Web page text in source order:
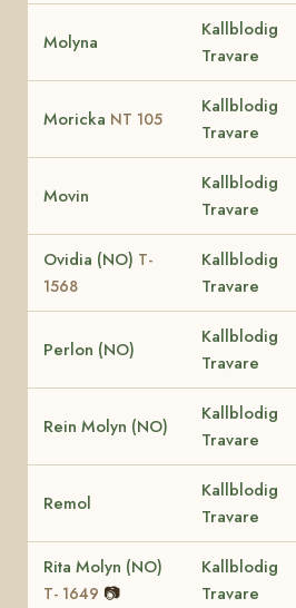
Molyna
Kallblodig
Travare
Moricka NT 105
Kallblodig
Travare
Movin
Kallblodig
Travare
Ovidia (NO) T-
1568
Kallblodig
Travare
Perlon (NO)
Kallblodig
Travare
Rein Molyn (NO)
Kallblodig
Travare
Remol
Kallblodig
Travare
Rita Molyn (NO)
T- 1649 📷
Kallblodig
Travare